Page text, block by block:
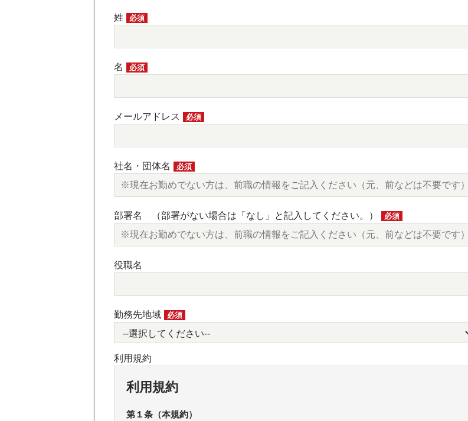
姓 必須
名 必須
メールアドレス 必須
社名・団体名 必須
部署名 （部署がない場合は「なし」と記入してください。） 必須
役職名
勤務先地域 必須
利用規約
利用規約
第１条（本規約）